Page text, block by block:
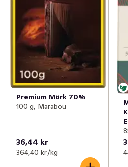
Premium Mörk 70%
100 g, Marabou
36,44 kr
364,40 kr /kg